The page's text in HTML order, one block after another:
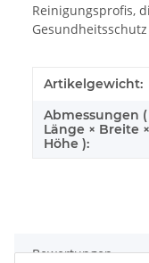
Reinigungsprofis,
Artikelgewicht:
Abmessungen (
Länge × Breite ×
Höhe ):
Bewertungen